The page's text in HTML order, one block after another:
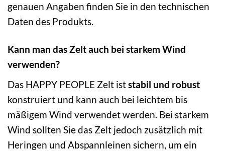
genauen Angaben finden Sie in den technischen
Daten des Produkts.
Kann man das Zelt auch bei starkem Wind
verwenden?
Das HAPPY PEOPLE Zelt iststabil und robust
konstruiert und kann auch bei leichtem bis
mäßigem Wind verwendet werden. Bei starkem
Wind sollten Sie das Zelt jedoch zusätzlich mit
Heringen und Abspannleinen sichern, um ein